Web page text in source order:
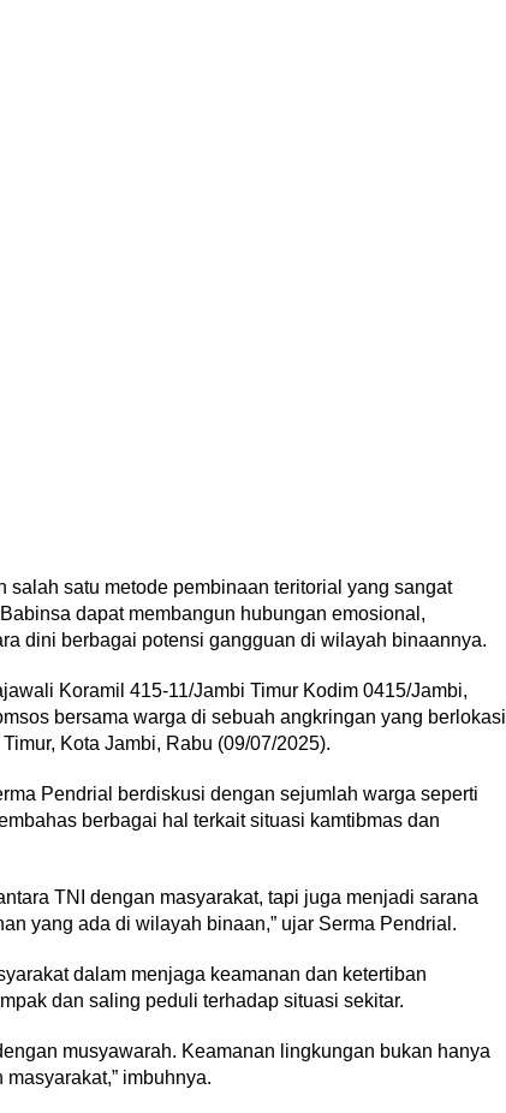
satu metode pembinaan teritorial yang sangat
dapat membangun hubungan emosional,
dini berbagai potensi gangguan di wilayah binaannya.
Koramil 415-11/Jambi Timur Kodim 0415/Jambi,
bersama warga di sebuah angkringan yang berlokasi
Kota Jambi, Rabu (09/07/2025).
Pendrial berdiskusi dengan sejumlah warga seperti
berbagai hal terkait situasi kamtibmas dan
TNI dengan masyarakat, tapi juga menjadi sarana
yang ada di wilayah binaan,” ujar Serma Pendrial.
dalam menjaga keamanan dan ketertiban
dan saling peduli terhadap situasi sekitar.
musyawarah. Keamanan lingkungan bukan hanya
imbuhnya.